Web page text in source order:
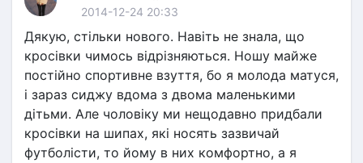
2014-12-24 20:33
Дякую, стільки нового. Навіть не знала, що
кросівки чимось відрізняються. Ношу майже
постійно спортивне взуття, бо я молода матуся,
і зараз сиджу вдома з двома маленькими
дітьми. Але чоловіку ми нещодавно придбали
кросівки на шипах, які носять зазвичай
футболісти, то йому в них комфортно, а я